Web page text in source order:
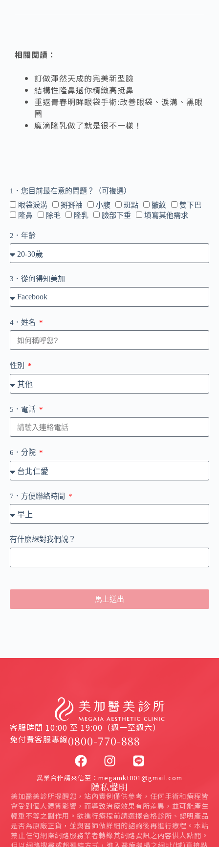
相關閱讀：
訂做渾然天成的完美新型臉
結構性隆鼻還你精緻高挺鼻
重返青春明眸眼袋手術:改善眼袋、淚溝、黑眼
圈
魔滴隆乳做了就是很不一樣！
1．您目前最在意的問題？（可複選）
眼袋淚溝
掰掰袖 小腹 斑點 皺紋
雙下巴
隆鼻
除毛 隆乳 臉部下垂 填寫其他需求
2．年齡
3．從何得知美加
4．姓名
性別
5．電話
6．分院
7．方便聯絡時間
有什麼想對我們說？
馬上送出
客服時間 10:00 至 19:00（週一至週六）
免付費客服專線0800-770-888
異業合作請來信至：megamkt001@gmail.com
隱私聲明
美加醫美診所提醒您，站內實例僅供參考，任何手術和療程皆
會受到個人體質影響，而導致治療效果有所差異，並可能產生
輕重不等之副作用。欲進行療程前請選擇合格診所、認明產品
是否為原廠正貨，並與醫師做詳細的諮詢後再進行療程。本站
禁止任何網際網路服務業者轉錄其網路資訊之內容供人點閱。
但以網路搜尋或超連結方式，進入醫療機構之網址(域)直接點